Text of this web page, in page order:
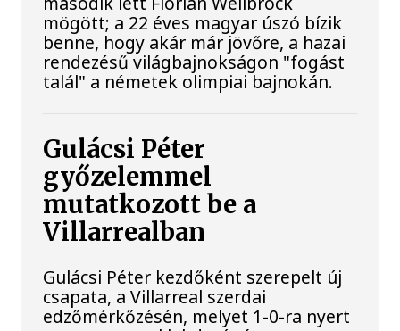
mögött; a 22 éves magyar úszó bízik
benne, hogy akár már jövőre, a hazai
rendezésű világbajnokságon "fogást
talál" a németek olimpiai bajnokán.
Gulácsi Péter
győzelemmel
mutatkozott be a
Villarrealban
Gulácsi Péter kezdőként szerepelt új
csapata, a Villarreal szerdai
edzőmérkőzésén, melyet 1-0-ra nyert